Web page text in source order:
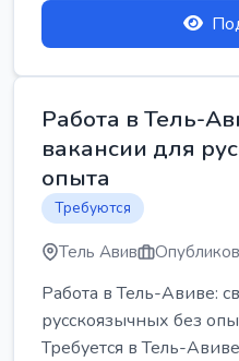
Работа в Тель-
вакансии для
опыта
Требуются
Тель Авив
Работа в Тель-Авиве:
русскоязычных без
Требуется в Тель-